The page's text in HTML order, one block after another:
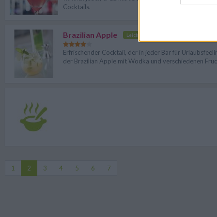
Cocktails.
Brazilian Apple Leicht
Erfrischender Cocktail, der in jeder Bar für
der Brazilian Apple mit Wodka und verschiedenen
1 2 3 4 5 6 7